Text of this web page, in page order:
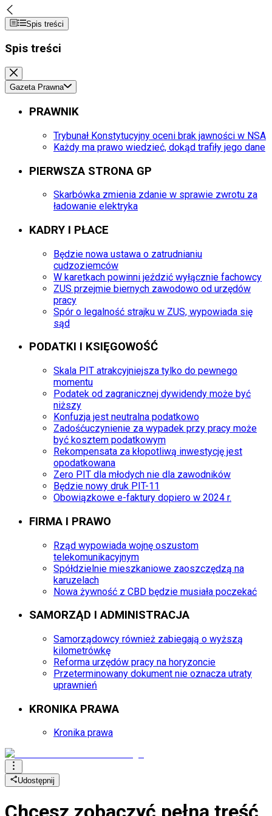
Spis treści
Spis treści
Gazeta Prawna
PRAWNIK
Trybunał Konstytucyjny oceni brak jawności w NSA
Każdy ma prawo wiedzieć, dokąd trafiły jego dane
PIERWSZA STRONA GP
Skarbówka zmienia zdanie w sprawie zwrotu za
ładowanie elektryka
KADRY I PŁACE
Będzie nowa ustawa o zatrudnianiu
cudzoziemców
W karetkach powinni jeździć wyłącznie fachowcy
ZUS przejmie biernych zawodowo od urzędów
pracy
Spór o legalność strajku w ZUS, wypowiada się
sąd
PODATKI I KSIĘGOWOŚĆ
Skala PIT atrakcyjniejsza tylko do pewnego
momentu
Podatek od zagranicznej dywidendy może być
niższy
Konfuzja jest neutralna podatkowo
Zadośćuczynienie za wypadek przy pracy może
być kosztem podatkowym
Rekompensata za kłopotliwą inwestycję jest
opodatkowana
Zero PIT dla młodych nie dla zawodników
Będzie nowy druk PIT-11
Obowiązkowe e-faktury dopiero w 2024 r.
FIRMA I PRAWO
Rząd wypowiada wojnę oszustom
telekomunikacyjnym
Spółdzielnie mieszkaniowe zaoszczędzą na
karuzelach
Nowa żywność z CBD będzie musiała poczekać
SAMORZĄD I ADMINISTRACJA
Samorządowcy również zabiegają o wyższą
kilometrówkę
Reforma urzędów pracy na horyzoncie
Przeterminowany dokument nie oznacza utraty
uprawnień
KRONIKA PRAWA
Kronika prawa
Udostępnij